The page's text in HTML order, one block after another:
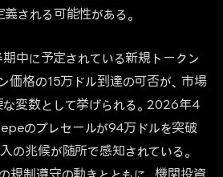
される可能性がある。
中に予定されている新規トークン
価格の15万ドル到達の可否が、市場
変数として挙げられる。2026年4
のプレセールが94万ドルを突破
の兆候が随所で感知されている。